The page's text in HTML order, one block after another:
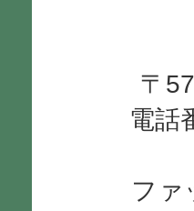
〒
電話
ファ